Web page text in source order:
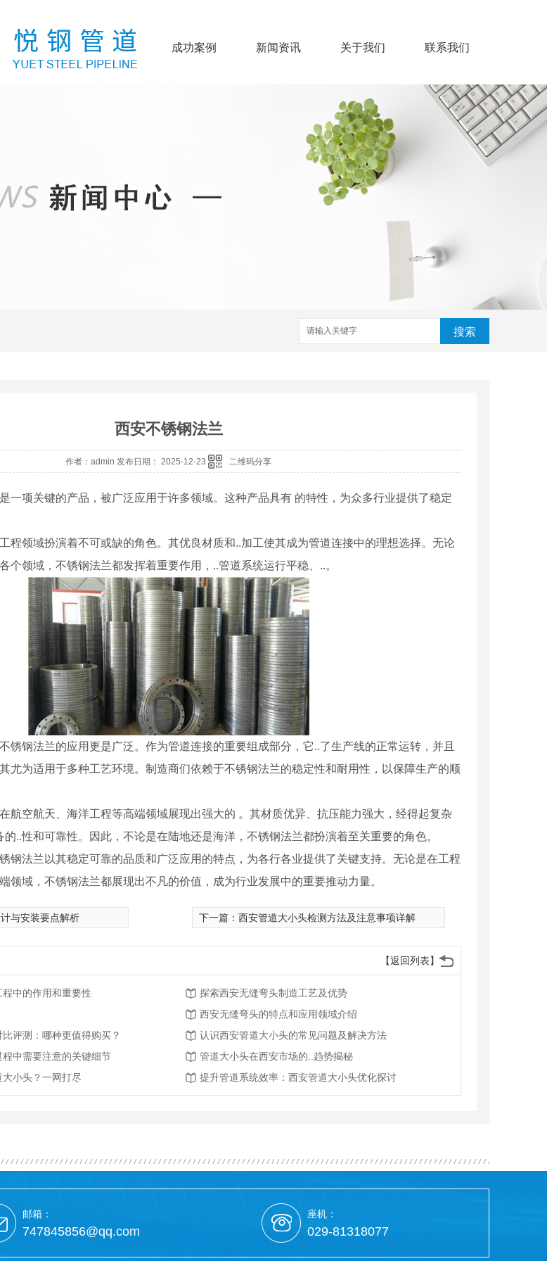
成功案例 新闻资讯 关于我们 联系我们
搜索
西安不锈钢法兰
作者：admin 发布日期： 2025-12-23 二维码分享
一项关键的产品，被广泛应用于许多领域。这种产品具有 的特性，为众多行业提供了稳定
程领域扮演着不可或缺的角色。其优良材质和..加工使其成为管道连接中的理想选择。无论
个领域，不锈钢法兰都发挥着重要作用，..管道系统运行平稳、..。
锈钢法兰的应用更是广泛。作为管道连接的重要组成部分，它..了生产线的正常运转，并且
尤为适用于多种工艺环境。制造商们依赖于不锈钢法兰的稳定性和耐用性，以保障生产的顺
航空航天、海洋工程等高端领域展现出强大的 。其材质优异、抗压能力强大，经得起复杂
..性和可靠性。因此，不论是在陆地还是海洋，不锈钢法兰都扮演着至关重要的角色。
钢法兰以其稳定可靠的品质和广泛应用的特点，为各行各业提供了关键支持。无论是在工程
领域，不锈钢法兰都展现出不凡的价值，成为行业发展中的重要推动力量。
与安装要点解析 下一篇： 西安管道大小头检测方法及注意事项详解
【返回列表】
中的作用和重要性
探索西安无缝弯头制造工艺及优势
西安无缝弯头的特点和应用领域介绍
评测：哪种更值得购买？
认识西安管道大小头的常见问题及解决方法
中需要注意的关键细节
管道大小头在西安市场的..趋势揭秘
小头？一网打尽
提升管道系统效率：西安管道大小头优化探讨
邮箱：
747845856@qq.com
座机：
029-81318077